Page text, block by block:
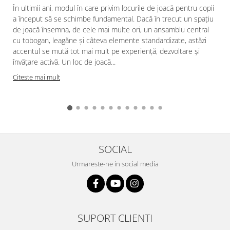
În ultimii ani, modul în care privim locurile de joacă pentru copii
a început să se schimbe fundamental. Dacă în trecut un spațiu
de joacă însemna, de cele mai multe ori, un ansamblu central
cu tobogan, leagăne și câteva elemente standardizate, astăzi
accentul se mută tot mai mult pe experiență, dezvoltare și
învățare activă. Un loc de joacă...
Citeste mai mult
SOCIAL
Urmareste-ne in social media
SUPORT CLIENTI